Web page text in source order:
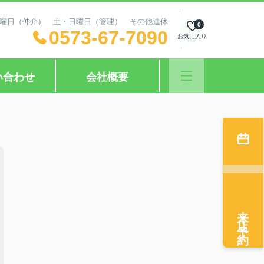
日（仲介） 土・日曜日（管理） その他連休
0573-67-7090 お気に入り
0
合わせ 会社概要
来店予約